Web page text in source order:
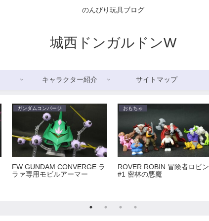
のんびり玩具ブログ
城西ドンガルドンW
キャラクター紹介 サイトマップ
ガンダムコンバージ
FW GUNDAM CONVERGE ラ
ラァ専用モビルアーマー
おもちゃ
ROVER ROBIN 冒険者ロビン
#1 密林の悪魔